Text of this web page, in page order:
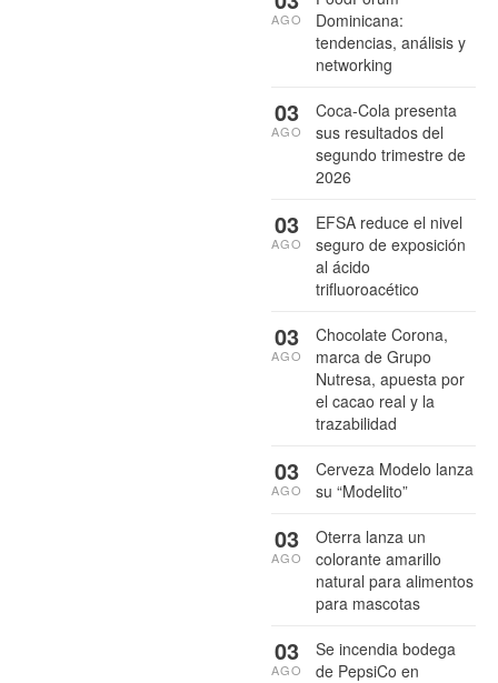
Dominicana:
tendencias, análisis y
networking
AGO
Coca-Cola presenta
sus resultados del
segundo trimestre de
2026
03
AGO
EFSA reduce el nivel
seguro de exposición
al ácido
trifluoroacético
03
AGO
Chocolate Corona,
marca de Grupo
Nutresa, apuesta por
el cacao real y la
trazabilidad
03
AGO
Cerveza Modelo lanza
su “Modelito”
03
AGO
Oterra lanza un
colorante amarillo
natural para alimentos
para mascotas
03
AGO
Se incendia bodega
de PepsiCo en
03
AGO